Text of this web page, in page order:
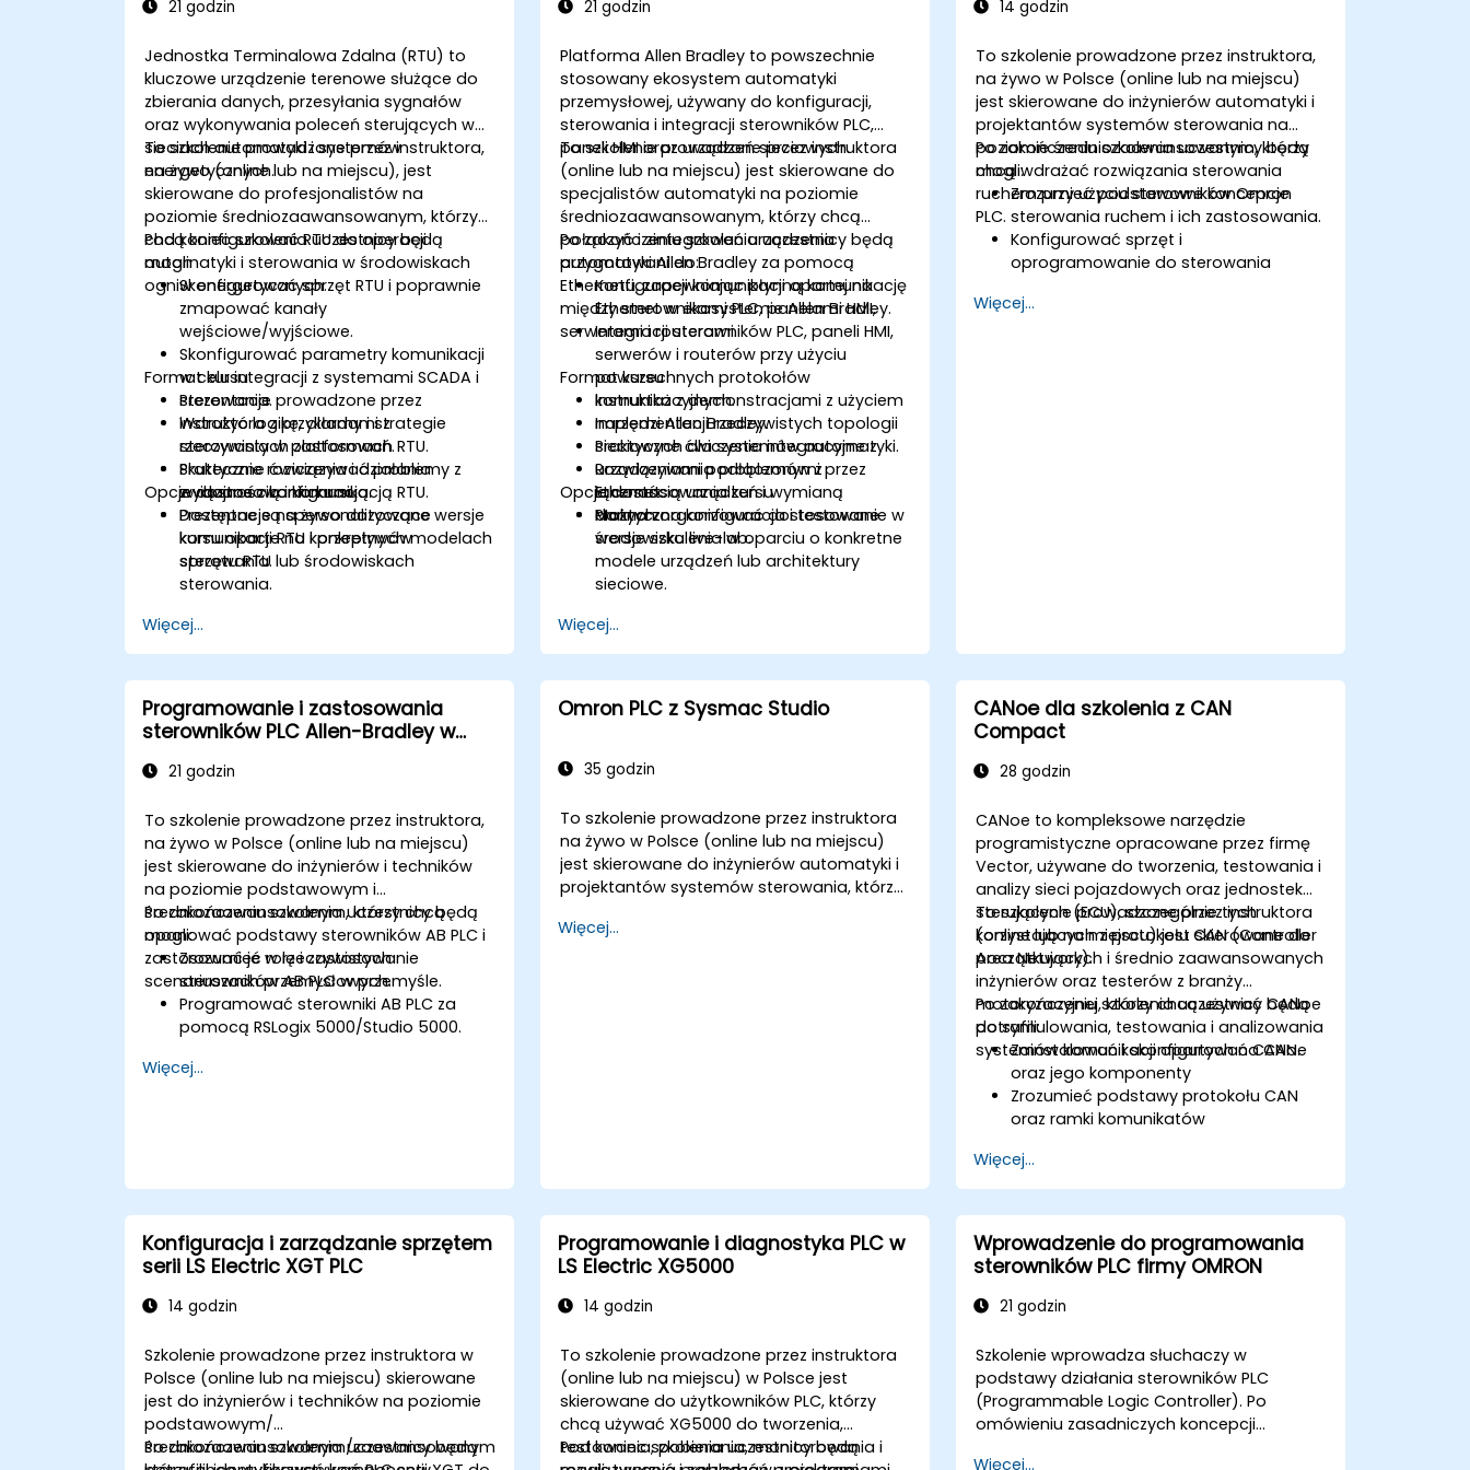
21 godzin
Jednostka Terminalowa Zdalna (RTU) to
kluczowe urządzenie terenowe służące do
zbierania danych, przesyłania sygnałów
oraz wykonywania poleceń sterujących w
sieciach automatyki i systemów
energetycznych.
To szkolenie prowadzone przez instruktora,
na żywo (online lub na miejscu), jest
skierowane do profesjonalistów na
poziomie średniozaawansowanym, którzy
chcą konfigurować RTU do operacji
automatyki i sterowania w środowiskach
ogniw energetycznych.
Pod koniec szkolenia uczestnicy będą
mogli:
Skonfigurować sprzęt RTU i poprawnie
zmapować kanały
wejściowe/wyjściowe.
Skonfigurować parametry komunikacji
w celu integracji z systemami SCADA i
sterowania.
Wdrożyć logikę, alarmy i strategie
sterowania w platformach RTU.
Skutecznie rozwiązywać problemy z
wydajnością i komunikacją RTU.
Format kursu
Prezentacje prowadzone przez
instruktora z przykładami z
rzeczywistych zastosowań.
Praktyczne ćwiczenia i działania
związane z konfiguracją.
Prezentacje na żywo dotyczące
komunikacji RTU i przepływów
sterowania.
Opcje dostosowania kursu
Dostępne są spersonalizowane wersje
kursu oparte na konkretnych modelach
sprzętu RTU lub środowiskach
sterowania.
Więcej...
21 godzin
Platforma Allen Bradley to powszechnie
stosowany ekosystem automatyki
przemysłowej, używany do konfiguracji,
sterowania i integracji sterowników PLC,
paneli HMI oraz urządzeń sieciowych.
To szkolenie prowadzone przez instruktora
(online lub na miejscu) jest skierowane do
specjalistów automatyki na poziomie
średniozaawansowanym, którzy chcą
połączyć i zintegrować urządzenia
automatyki Allen Bradley za pomocą
Ethernetu, zapewniając płynną komunikację
między sterownikami PLC, panelami HMI,
serwerami i routerami.
Po zakończeniu szkolenia uczestnicy będą
przygotowani do:
Konfiguracji komunikacji opartej na
Ethernet w ekosystemie Allen Bradley.
Integracji sterowników PLC, paneli HMI,
serwerów i routerów przy użyciu
powszechnych protokołów
komunikacyjnych.
Implementacji rzeczywistych topologii
sieciowych dla systemów automatyki.
Rozwiązywania problemów z
łącznością urządzeń i wymianą
danych.
Format kursu
Instruktaż z demonstracjami z użyciem
narzędzi Allen Bradley.
Praktyczne ćwiczenia integracyjne z
urządzeniami podłączonymi przez
Ethernet.
Praktyczna konfiguracja i testowanie w
środowisku live-lab.
Opcje dostosowania kursu
Można zorganizować dostosowane
wersje szkolenia w oparciu o konkretne
modele urządzeń lub architektury
sieciowe.
Więcej...
14 godzin
To szkolenie prowadzone przez instruktora,
na żywo w Polsce (online lub na miejscu)
jest skierowane do inżynierów automatyki i
projektantów systemów sterowania na
poziomie średniozaawansowanym, którzy
chcą wdrażać rozwiązania sterowania
ruchem przy użyciu sterowników Omron
PLC.
Po zakończeniu szkolenia uczestnicy będą
mogli:
Zrozumieć podstawowe koncepcje
sterowania ruchem i ich zastosowania.
Konfigurować sprzęt i
oprogramowanie do sterowania
Programować i optymalizować
Więcej...
Programowanie i zastosowania
sterowników PLC Allen-Bradley w
21 godzin
To szkolenie prowadzone przez instruktora,
na żywo w Polsce (online lub na miejscu)
jest skierowane do inżynierów i techników
na poziomie podstawowym i
średniozaawansowanym, którzy chcą
opanować podstawy sterowników AB PLC i
zastosować je w rzeczywistych
scenariuszach przemysłowych.
Po zakończeniu szkolenia uczestnicy będą
mogli:
Zrozumieć rolę i zastosowanie
sterowników AB PLC w przemyśle.
Programować sterowniki AB PLC za
pomocą RSLogix 5000/Studio 5000.
przeprowadzać konserwację
Zademonstrować biegłość w
programowaniu PLC poprzez
praktyczny projekt.
Więcej...
Omron PLC z Sysmac Studio
35 godzin
To szkolenie prowadzone przez instruktora
na żywo w Polsce (online lub na miejscu)
jest skierowane do inżynierów automatyki i
projektantów systemów sterowania, którzy
uruchamiać systemy Omron Sysmac
Więcej...
CANoe dla szkolenia z CAN
Compact
28 godzin
CANoe to kompleksowe narzędzie
programistyczne opracowane przez firmę
Vector, używane do tworzenia, testowania i
analizy sieci pojazdowych oraz jednostek
sterujących (ECU), szczególnie tych
korzystających z protokołu CAN (Controller
Area Network).
To szkolenie prowadzone przez instruktora
(online lub na miejscu) jest skierowane do
początkujących i średnio zaawansowanych
inżynierów oraz testerów z branży
motoryzacyjnej, którzy chcą używać CANoe
do symulowania, testowania i analizowania
systemów komunikacji opartych na CAN.
Po zakończeniu szkolenia uczestnicy będą
potrafili:
Zainstalować i skonfigurować CANoe
oraz jego komponenty
Zrozumieć podstawy protokołu CAN
oraz ramki komunikatów
przy użyciu skryptów CAPL
Monitorować, analizować i debugować
ruch CAN w efektywny sposób
Więcej...
Konfiguracja i zarządzanie sprzętem
serii LS Electric XGT PLC
14 godzin
Szkolenie prowadzone przez instruktora w
Polsce (online lub na miejscu) skierowane
jest do inżynierów i techników na poziomie
podstawowym/
średniozaawansowanym/zaawansowanym,
Po zakończeniu szkolenia uczestnicy będą
Programowanie i diagnostyka PLC w
LS Electric XG5000
14 godzin
To szkolenie prowadzone przez instruktora
(online lub na miejscu) w Polsce jest
skierowane do użytkowników PLC, którzy
chcą używać XG5000 do tworzenia,
testowania, pobierania, monitorowania i
Pod koniec szkolenia uczestnicy będą
Wprowadzenie do programowania
sterowników PLC firmy OMRON
21 godzin
Szkolenie wprowadza słuchaczy w
podstawy działania sterowników PLC
(Programmable Logic Controller). Po
omówieniu zasadniczych koncepcji
Więcej...